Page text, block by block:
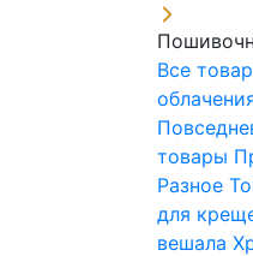
Все
товары
Разное
для
вешала